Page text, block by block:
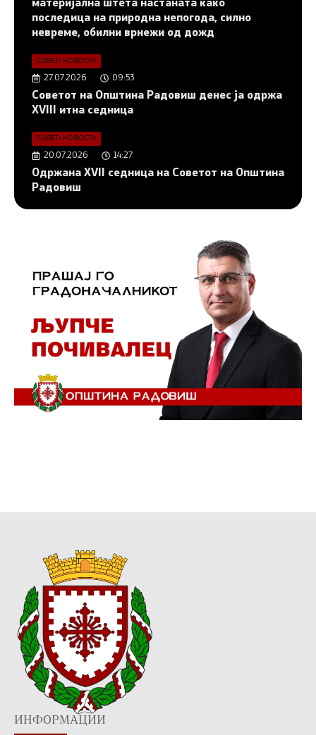
материјална штета настаната како
последица на природна непогода, силно
невреме, обилни врнежи од дожд
СОВЕТ• НОВОСТИ
27.07.2026 09:53
Советот на Општина Радовиш денес ја одржа
XVIII итна седница
СОВЕТ• НОВОСТИ
20.07.2026 14:27
Одржана XVII седница на Советот на Општина
Радовиш
ИНФОРМАЦИИ